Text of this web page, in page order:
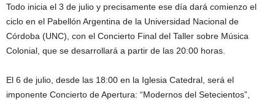
Todo inicia el 3 de julio y precisamente ese día dará comienzo el
ciclo en el Pabellón Argentina de la Universidad Nacional de
Córdoba (UNC), con el Concierto Final del Taller sobre Música
Colonial, que se desarrollará a partir de las 20:00 horas.
El 6 de julio, desde las 18:00 en la Iglesia Catedral, será el
imponente Concierto de Apertura: “Modernos del Setecientos”,